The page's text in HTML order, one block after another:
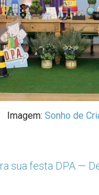
Imagem: Sonho de
sua festa DPA —